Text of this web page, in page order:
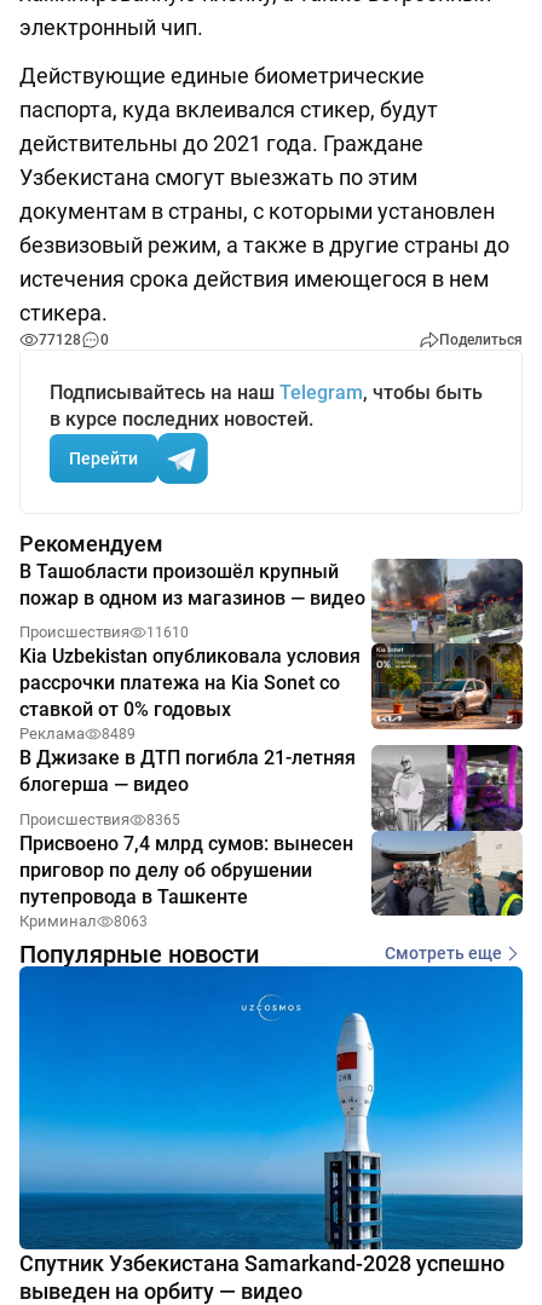
электронный чип.
Действующие единые биометрические
паспорта, куда вклеивался стикер, будут
действительны до 2021 года. Граждане
Узбекистана смогут выезжать по этим
документам в страны, с которыми установлен
безвизовый режим, а также в другие страны до
истечения срока действия имеющегося в нем
стикера.
77128 0 Поделиться
Подписывайтесь на наш Telegram, чтобы быть
в курсе последних новостей.
Перейти
Рекомендуем
В Ташобласти произошёл крупный
пожар в одном из магазинов — видео
Происшествия 11610
Kia Uzbekistan опубликовала условия
рассрочки платежа на Kia Sonet со
ставкой от 0% годовых
Реклама 8489
В Джизаке в ДТП погибла 21-летняя
блогерша — видео
Происшествия 8365
Присвоено 7,4 млрд сумов: вынесен
приговор по делу об обрушении
путепровода в Ташкенте
Криминал 8063
Популярные новости Смотреть еще
Спутник Узбекистана Samarkand-2028 успешно
выведен на орбиту — видео